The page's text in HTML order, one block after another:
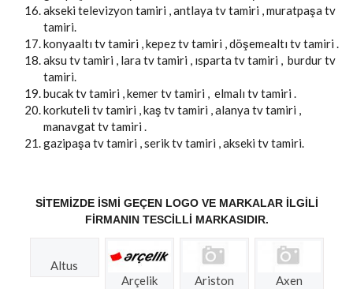
akseki televizyon tamiri , antlaya tv tamiri , muratpaşa tv
tamiri.
konyaaltı tv tamiri , kepez tv tamiri , döşemealtı tv tamiri .
aksu tv tamiri , lara tv tamiri , ısparta tv tamiri , burdur tv
tamiri.
bucak tv tamiri , kemer tv tamiri , elmalı tv tamiri .
korkuteli tv tamiri , kaş tv tamiri , alanya tv tamiri ,
manavgat tv tamiri .
gazipaşa tv tamiri , serik tv tamiri , akseki tv tamiri.
SITEMIZDE ISMI GEÇEN LOGO VE MARKALAR ILGILI
FIRMANIN TESCILLI MARKASIDIR.
Altus
Arçelik
Ariston Axen